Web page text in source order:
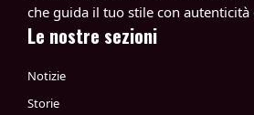
che guida il tuo stile con autenticità
Le nostre sezioni
Notizie
Storie